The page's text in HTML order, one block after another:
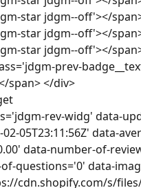
star jdgm--off'></
star jdgm--off'></
star jdgm--off'></
prev-
span> </div>
rev-widg' data-
05T23:11:56Z' data-
data-number-of-
questions='0' data-
cdn.shopify.com/s/